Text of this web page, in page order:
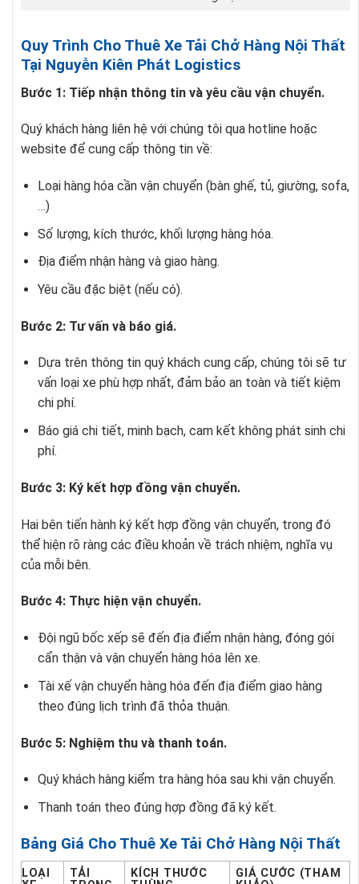
Quy Trình Cho Thuê Xe Tải Chở Hàng Nội Thất
Tại Nguyễn Kiên Phát Logistics
Bước 1: Tiếp nhận thông tin và yêu cầu vận chuyển.
Quý khách hàng liên hệ với chúng tôi qua hotline hoặc
website để cung cấp thông tin về:
Loại hàng hóa cần vận chuyển (bàn ghế, tủ, giường, sofa,
…)
Số lượng, kích thước, khối lượng hàng hóa.
Địa điểm nhận hàng và giao hàng.
Yêu cầu đặc biệt (nếu có).
Bước 2: Tư vấn và báo giá.
Dựa trên thông tin quý khách cung cấp, chúng tôi sẽ tư
vấn loại xe phù hợp nhất, đảm bảo an toàn và tiết kiệm
chi phí.
Báo giá chi tiết, minh bạch, cam kết không phát sinh chi
phí.
Bước 3: Ký kết hợp đồng vận chuyển.
Hai bên tiến hành ký kết hợp đồng vận chuyển, trong đó
thể hiện rõ ràng các điều khoản về trách nhiệm, nghĩa vụ
của mỗi bên.
Bước 4: Thực hiện vận chuyển.
Đội ngũ bốc xếp sẽ đến địa điểm nhận hàng, đóng gói
cẩn thận và vận chuyển hàng hóa lên xe.
Tài xế vận chuyển hàng hóa đến địa điểm giao hàng
theo đúng lịch trình đã thỏa thuận.
Bước 5: Nghiệm thu và thanh toán.
Quý khách hàng kiểm tra hàng hóa sau khi vận chuyển.
Thanh toán theo đúng hợp đồng đã ký kết.
Bảng Giá Cho Thuê Xe Tải Chở Hàng Nội Thất
LOẠI
TẢI
KÍCH THƯỚC
GIÁ CƯỚC (THAM